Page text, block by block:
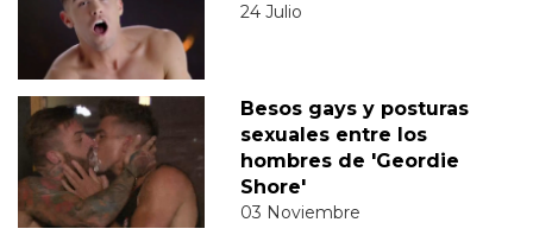
24 Julio
Besos gays y posturas
sexuales entre los
hombres de 'Geordie
Shore'
03 Noviembre